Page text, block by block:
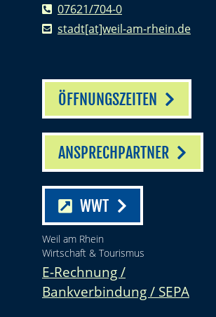
07621/704-0
stadt[at]weil-am-rhein.de
ÖFFNUNGSZEITEN
ANSPRECHPARTNER
WWT
Weil am Rhein
Wirtschaft & Tourismus
E-Rechnung /
Bankverbindung / SEPA